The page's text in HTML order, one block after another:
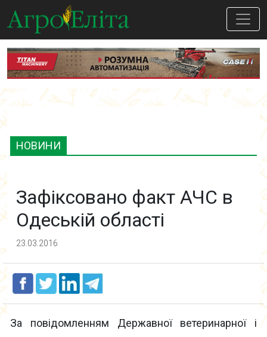
НОВИНИ
Зафіксовано факт АЧС в
Одеській області
23.03.2016
За повідомленням Державної ветеринарної і